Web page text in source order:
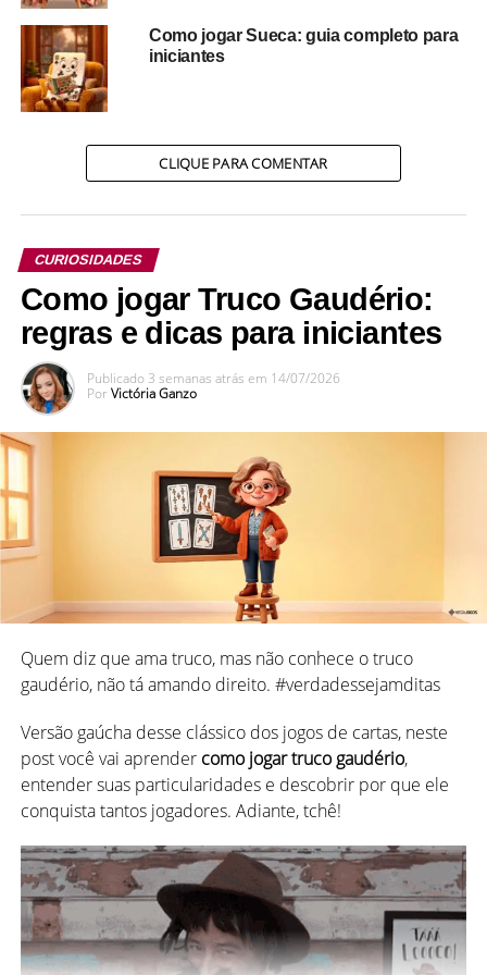
para essa guiar essa busca.
Eis o que descobrimos:
Poucos sabem, que nosso aclamado e fervoroso Truco,
criado na séria e contida Inglaterra, com o nome nada
divertido de “Put”
(colocar, em português).
Nessa versão, ao invés de berrar “EU TRUCO” e bater na
mesa, o jogador falava “I PUT” e provavelmente não batia
na mesa. Talvez desse um orgulhoso gole de chá.
Foi só quando o jogo chegou à França e sofreu suas
primeiras adaptações, que ele também ganhou alguns
Truck significam “truque”.
Graças a Deus a globalização não para e elechegou à
Espanha, onde de Truc, ele foi finalmente adaptado ao
significa “truque”. #glória
Como jogar Sueca: guia completo para
iniciantes
CLIQUE PARA COMENTAR
CURIOSIDADES
Como jogar Truco Gaudério:
regras e dicas para iniciantes
Publicado3 semanas atrás em 14/07/2026
Por Victória Ganzo
Quem diz que ama truco, mas não conhece o truco
gaudério, não tá amando direito. #verdadessejamditas
Versão gaúcha desse clássico dos jogos de cartas, neste
post você vai aprender como jogar truco gaudério,
entender suas particularidades e descobrir por que ele
conquista tantos jogadores. Adiante, tchê!